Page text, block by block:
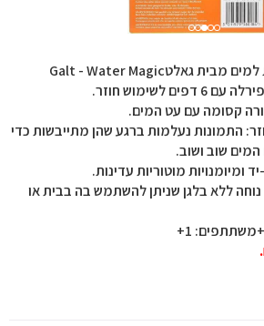
ספר צביעה במים מתחת למים מבית גאלטGalt - Water Magic
קסומה עם עט המים.
התמונות נעלמות ברגע שהן מתייבשות כדי
שוב ושוב.
ומיומנויות מוטוריות עדינות.
נוחה ללא בלגן שניתן להשתמש בה בבית או